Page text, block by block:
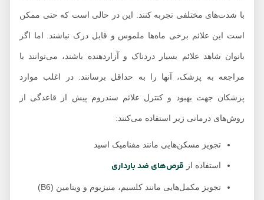
با شدت‌های مختلفی تجربه کنند. این در حالی است که حتی ممکن
است این علائم برخی ماه‌ها ملموس و قابل درک نباشند. اما اگر
بانوان شاهد علائم بسیار دردناک و آزاردهنده باشند، می‌توانند با
مراجعه به پزشک، آنها را به حداقل برسانند. در اغلب موارد
پزشکان جهت بهبود و کنترل علائم سندروم پیش از قاعدگی از
روش‌های درمانی زیر استفاده می‌کنند:
تجویز مسکن‌هایی مانند مفنامیک اسید
استفاده ازقرص‌های ضد بارداری
تجویز مکمل‌هایی مانند کلسیم، منیزیوم و ویتامین (B6)